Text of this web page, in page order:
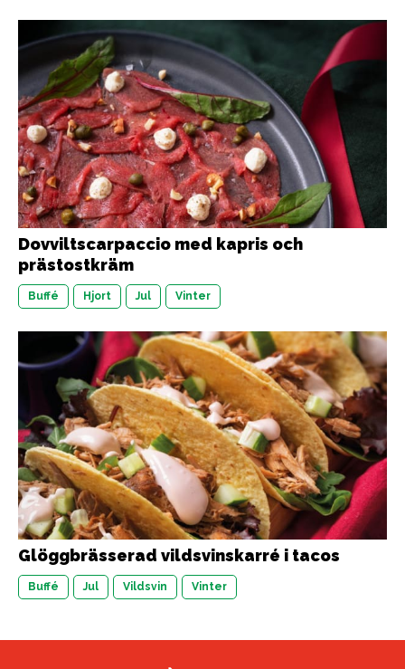
Dovviltscarpaccio med kapris och
prästostkräm
Buffé Hjort Jul Vinter
Glöggbrässerad vildsvinskarré i tacos
Buffé Jul Vildsvin Vinter